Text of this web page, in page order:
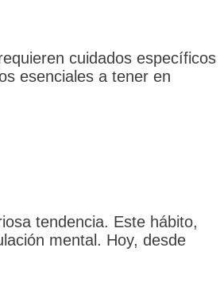
cuidados específicos
esenciales a tener en
tendencia. Este hábito,
mental. Hoy, desde